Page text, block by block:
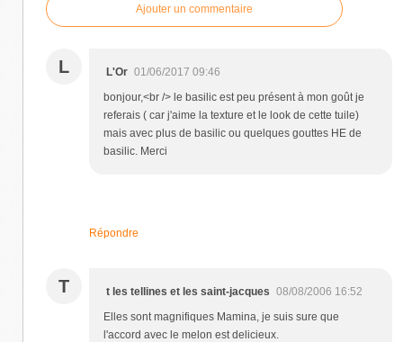
Ajouter un commentaire
L L'Or 01/06/2017 09:46
bonjour,<br /> le basilic est peu présent à mon goût je
referais ( car j'aime la texture et le look de cette tuile)
mais avec plus de basilic ou quelques gouttes HE de
basilic. Merci
Répondre
T t les tellines et les saint-jacques 08/08/2006 16:52
Elles sont magnifiques Mamina, je suis sure que
l'accord avec le melon est delicieux.